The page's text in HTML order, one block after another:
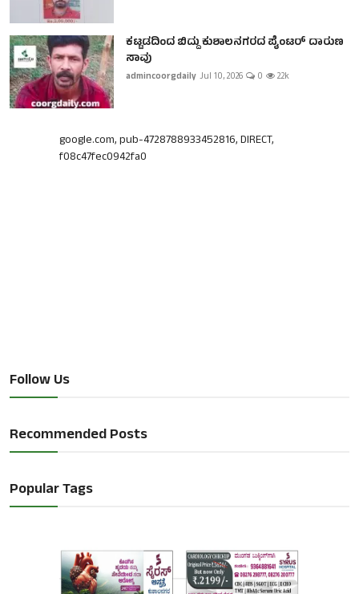
ಕಟ್ಟಡದಿಂದ ಬಿದ್ದು ಕುಶಾಲನಗರದ ಪೈಂಟರ್ ದಾರುಣ
ಸಾವು
admincoorgdaily Jul 10, 2026 0 2.2k
google.com, pub-4728788933452816, DIRECT,
f08c47fec0942fa0
Follow Us
Recommended Posts
Popular Tags